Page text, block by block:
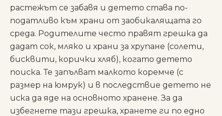
растежът се забавя и детето става по-
податливо към храни от заобикалящата го
среда. Родителите често правят грешка да
дадат сок, мляко и храни за хрупане (солети,
бисквити, корички хляб), когато детето
поиска. Те запълват малкото коремче (с
размер на юмрук) и в последствие детето не
иска да яде на основното хранене. За да
избегнете тази грешка, хранете ги по едно